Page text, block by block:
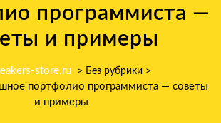
программиста —
и примеры
store.ru> Без рубрики >
портфолио программиста — советы
и примеры